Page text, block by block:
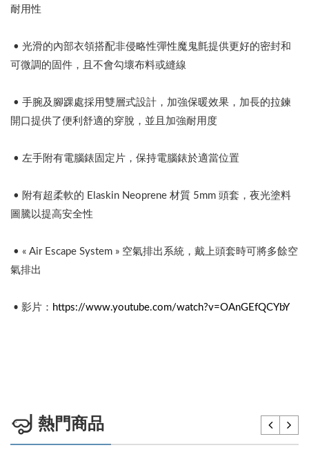
耐用性
• 光滑的內部衣領搭配非侵略性彈性魔鬼氈提供更好的密封和
可微調的固件，且不會勾壞布料或縫線
• 手腕及腳踝處採用雙層式設計，加強保暖效果，加長的拉鍊
開口提供了便利舒適的穿脫，並且加強耐用度
• 左手附有電腦錶固定片，保持電腦錶於適當位置
• 附有超柔軟的 Elaskin Neoprene 材質 5mm 頭套，夜光塗料
圖騰以提高安全性
• « Air Escape System » 空氣排出系統，戴上頭套時可將多餘空
氣排出
• 影片： https://www.youtube.com/watch?v=OAnGEfQCYbY
熱門商品